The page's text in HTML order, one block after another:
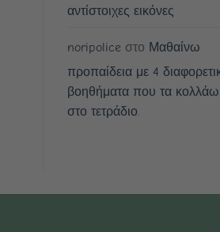
αντίστοιχες εικόνες
noripoliceστο Μαθαίνω
προπαίδεια με 4
βοηθήματα που τα κολλάω
στο τετράδιο.